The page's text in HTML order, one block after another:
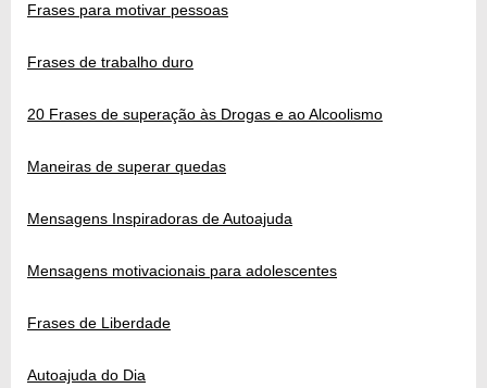
Frases para motivar pessoas
Frases de trabalho duro
20 Frases de superação às Drogas e ao Alcoolismo
Maneiras de superar quedas
Mensagens Inspiradoras de Autoajuda
Mensagens motivacionais para adolescentes
Frases de Liberdade
Autoajuda do Dia